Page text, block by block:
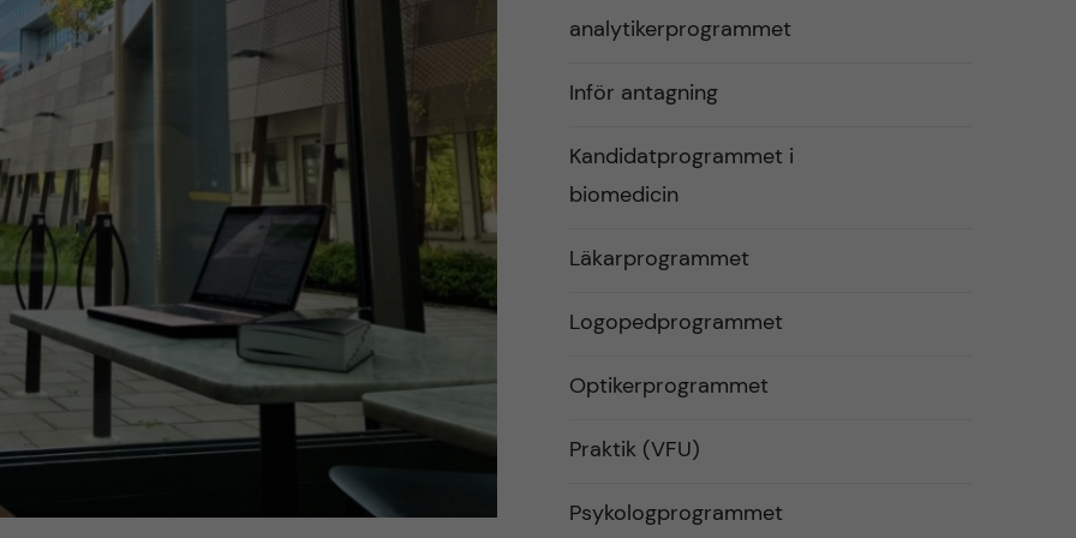
analytikerprogrammet
Inför antagning
Kandidatprogrammet i
biomedicin
Läkarprogrammet
Logopedprogrammet
Optikerprogrammet
Praktik (VFU)
Psykologprogrammet